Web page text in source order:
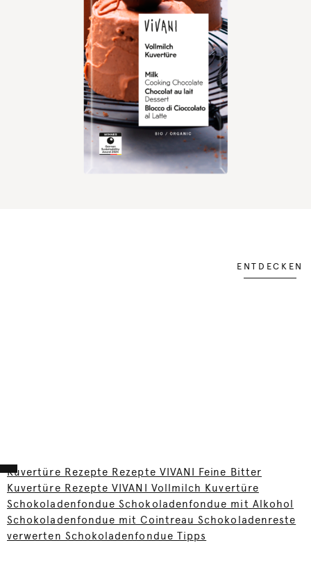
ENTDECKEN
Kuvertüre Rezepte Rezepte VIVANI Feine Bitter
Kuvertüre Rezepte VIVANI Vollmilch Kuvertüre
Schokoladenfondue Schokoladenfondue mit Alkohol
Schokoladenfondue mit Cointreau Schokoladenreste
verwerten Schokoladenfondue Tipps